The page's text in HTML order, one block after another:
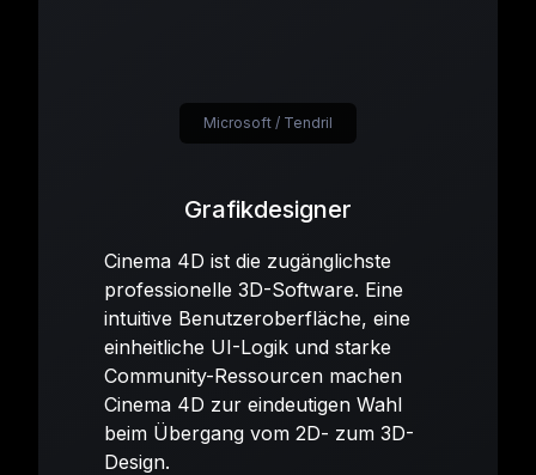
Grafikdesigner
Cinema 4D ist die zugänglichste
professionelle 3D-Software. Eine
intuitive Benutzeroberfläche, eine
einheitliche UI-Logik und starke
Community-Ressourcen machen
Cinema 4D zur eindeutigen Wahl
beim Übergang vom 2D- zum 3D-
Design.
Microsoft / Tendril